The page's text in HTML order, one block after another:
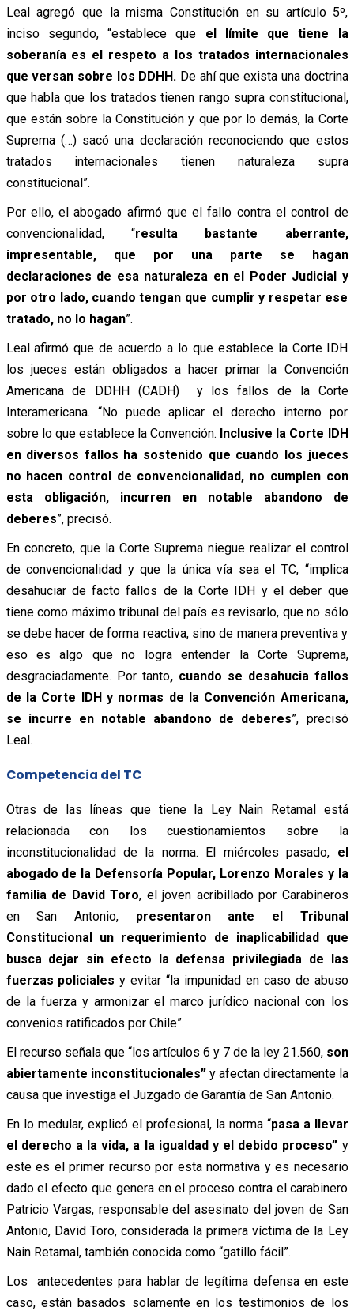
Leal agregó que la misma Constitución en su artículo 5º,
inciso segundo, “establece que el límite que tiene la
soberanía es el respeto a los tratados internacionales
que versan sobre los DDHH. De ahí que exista una doctrina
que habla que los tratados tienen rango supra constitucional,
que están sobre la Constitución y que por lo demás, la Corte
Suprema (…) sacó una declaración reconociendo que estos
tratados internacionales tienen naturaleza supra
constitucional”.
Por ello, el abogado afirmó que el fallo contra el control de
convencionalidad, “resulta bastante aberrante,
impresentable, que por una parte se hagan
declaraciones de esa naturaleza en el Poder Judicial y
por otro lado, cuando tengan que cumplir y respetar ese
tratado, no lo hagan”.
Leal afirmó que de acuerdo a lo que establece la Corte IDH
los jueces están obligados a hacer primar la Convención
Americana de DDHH (CADH) y los fallos de la Corte
Interamericana. “No puede aplicar el derecho interno por
sobre lo que establece la Convención. Inclusive la Corte IDH
en diversos fallos ha sostenido que cuando los jueces
no hacen control de convencionalidad, no cumplen con
esta obligación, incurren en notable abandono de
deberes”, precisó.
En concreto, que la Corte Suprema niegue realizar el control
de convencionalidad y que la única vía sea el TC, “implica
desahuciar de facto fallos de la Corte IDH y el deber que
tiene como máximo tribunal del país es revisarlo, que no sólo
se debe hacer de forma reactiva, sino de manera preventiva y
eso es algo que no logra entender la Corte Suprema,
desgraciadamente. Por tanto, cuando se desahucia fallos
de la Corte IDH y normas de la Convención Americana,
se incurre en notable abandono de deberes”, precisó
Leal.
Competencia del TC
Otras de las líneas que tiene la Ley Nain Retamal está
relacionada con los cuestionamientos sobre la
inconstitucionalidad de la norma. El miércoles pasado, el
abogado de la Defensoría Popular, Lorenzo Morales y la
familia de David Toro, el joven acribillado por Carabineros
en San Antonio, presentaron ante el Tribunal
Constitucional un requerimiento de inaplicabilidad que
busca dejar sin efecto la defensa privilegiada de las
fuerzas policialesy evitar “la impunidad en caso de abuso
de la fuerza y armonizar el marco jurídico nacional con los
convenios ratificados por Chile”.
El recurso señala que “los artículos 6 y 7 de la ley 21.560, son
abiertamente inconstitucionales”y afectan directamente la
causa que investiga el Juzgado de Garantía de San Antonio.
En lo medular, explicó el profesional, la norma “pasa a llevar
el derecho a la vida, a la igualdad y el debido proceso” y
este es el primer recurso por esta normativa y es necesario
dado el efecto que genera en el proceso contra el carabinero
Patricio Vargas, responsable del asesinato del joven de San
Antonio, David Toro, considerada la primera víctima de la Ley
Nain Retamal, también conocida como “gatillo fácil”.
Los antecedentes para hablar de legítima defensa en este
caso, están basados solamente en los testimonios de los